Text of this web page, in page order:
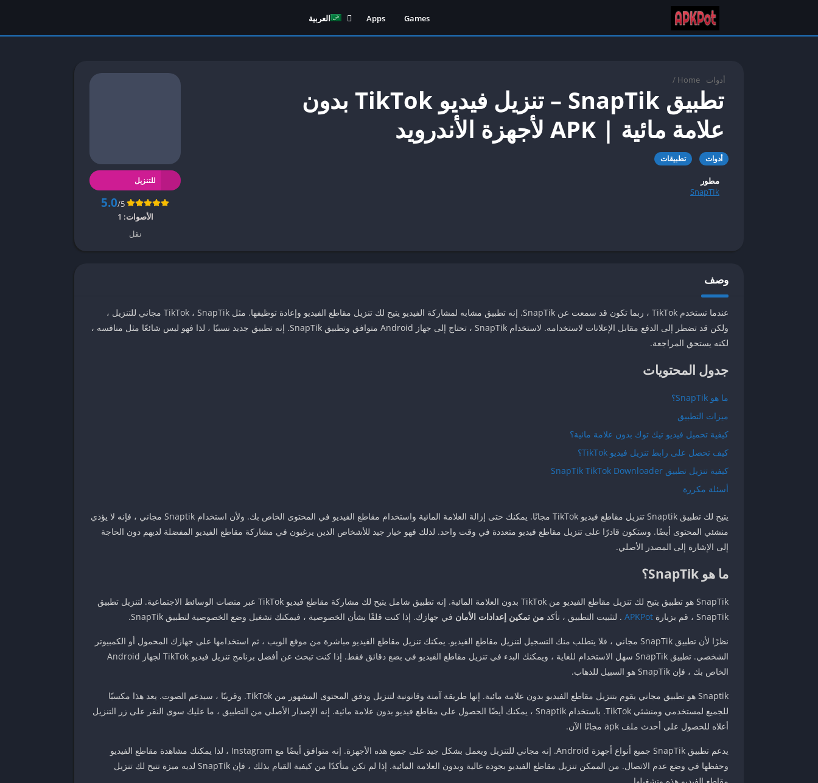
العربية
English
(الإنجليزية)
Italiano
Apps Games
Home
/ أدوات
تطبيق SnapTik – تنزيل فيديو TikTok بدون
علامة مائية | APK لأجهزة الأندرويد
أدوات تطبيقات
للتنزيل
5.0/5
الأصوات: 1
نقل
مطور
SnapTIk
وصف
عندما تستخدم TikTok ، ربما تكون قد سمعت عن SnapTik. إنه تطبيق مشابه لمشاركة الفيديو يتيح لك تنزيل مقاطع الفيديو وإعادة توظيفها. مثل TikTok ، SnapTik مجاني للتنزيل ،
ولكن قد تضطر إلى الدفع مقابل الإعلانات لاستخدامه. لاستخدام SnapTik ، تحتاج إلى جهاز Android متوافق وتطبيق SnapTik. إنه تطبيق جديد نسبيًا ، لذا فهو ليس شائعًا مثل منافسه ،
لكنه يستحق المراجعة.
جدول المحتويات
ما هو SnapTik؟
ميزات التطبيق
كيفية تحميل فيديو تيك توك بدون علامة مائية؟
كيف تحصل على رابط تنزيل فيديو TikTok؟
كيفية تنزيل تطبيق SnapTik TikTok Downloader
أسئلة مكررة
يتيح لك تطبيق Snaptik تنزيل مقاطع فيديو TikTok مجانًا. يمكنك حتى إزالة العلامة المائية واستخدام مقاطع الفيديو في المحتوى الخاص بك. ولأن استخدام Snaptik مجاني ، فإنه لا يؤذي
منشئي المحتوى أيضًا. وستكون قادرًا على تنزيل مقاطع فيديو متعددة في وقت واحد. لذلك فهو خيار جيد للأشخاص الذين يرغبون في مشاركة مقاطع الفيديو المفضلة لديهم دون الحاجة
إلى الإشارة إلى المصدر الأصلي.
ما هو SnapTik؟
SnapTik هو تطبيق يتيح لك تنزيل مقاطع الفيديو من TikTok بدون العلامة المائية. إنه تطبيق شامل يتيح لك مشاركة مقاطع فيديو TikTok عبر منصات الوسائط الاجتماعية. لتنزيل تطبيق
SnapTik ، قم بزيارة
APKPot . لتثبيت التطبيق ، تأكد من تمكين إعدادات الأمان في جهازك. إذا كنت قلقًا بشأن الخصوصية ، فيمكنك تشغيل وضع الخصوصية لتطبيق SnapTik.
نظرًا لأن تطبيق SnapTik مجاني ، فلا يتطلب منك التسجيل لتنزيل مقاطع الفيديو. يمكنك تنزيل مقاطع الفيديو مباشرة من موقع الويب ، ثم استخدامها على جهازك المحمول أو الكمبيوتر
الشخصي. تطبيق SnapTik سهل الاستخدام للغاية ، ويمكنك البدء في تنزيل مقاطع الفيديو في بضع دقائق فقط. إذا كنت تبحث عن أفضل برنامج تنزيل فيديو TikTok لجهاز Android
الخاص بك ، فإن SnapTik هو السبيل للذهاب.
Snaptik هو تطبيق مجاني يقوم بتنزيل مقاطع الفيديو بدون علامة مائية. إنها طريقة آمنة وقانونية لتنزيل ودفق المحتوى المشهور من TikTok. وقريبًا ، سيدعم الصوت. يعد هذا مكسبًا
للجميع لمستخدمي ومنشئي TikTok. باستخدام Snaptik ، يمكنك أيضًا الحصول على مقاطع فيديو بدون علامة مائية. إنه الإصدار الأصلي من التطبيق ، ما عليك سوى النقر على زر التنزيل
أعلاه للحصول على أحدث ملف apk مجانًا الآن.
يدعم تطبيق SnapTik جميع أنواع أجهزة Android. إنه مجاني للتنزيل ويعمل بشكل جيد على جميع هذه الأجهزة. إنه متوافق أيضًا مع Instagram ، لذا يمكنك مشاهدة مقاطع الفيديو
وحفظها في وضع عدم الاتصال. من الممكن تنزيل مقاطع الفيديو بجودة عالية وبدون العلامة المائية. إذا لم تكن متأكدًا من كيفية القيام بذلك ، فإن SnapTik لديه ميزة تتيح لك تنزيل